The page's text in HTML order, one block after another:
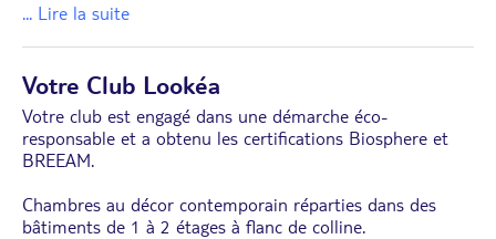
... Lire la suite
Votre Club Lookéa
Votre club est engagé dans une démarche éco-
responsable et a obtenu les certifications Biosphere et
BREEAM.
Chambres au décor contemporain réparties dans des
bâtiments de 1 à 2 étages à flanc de colline.